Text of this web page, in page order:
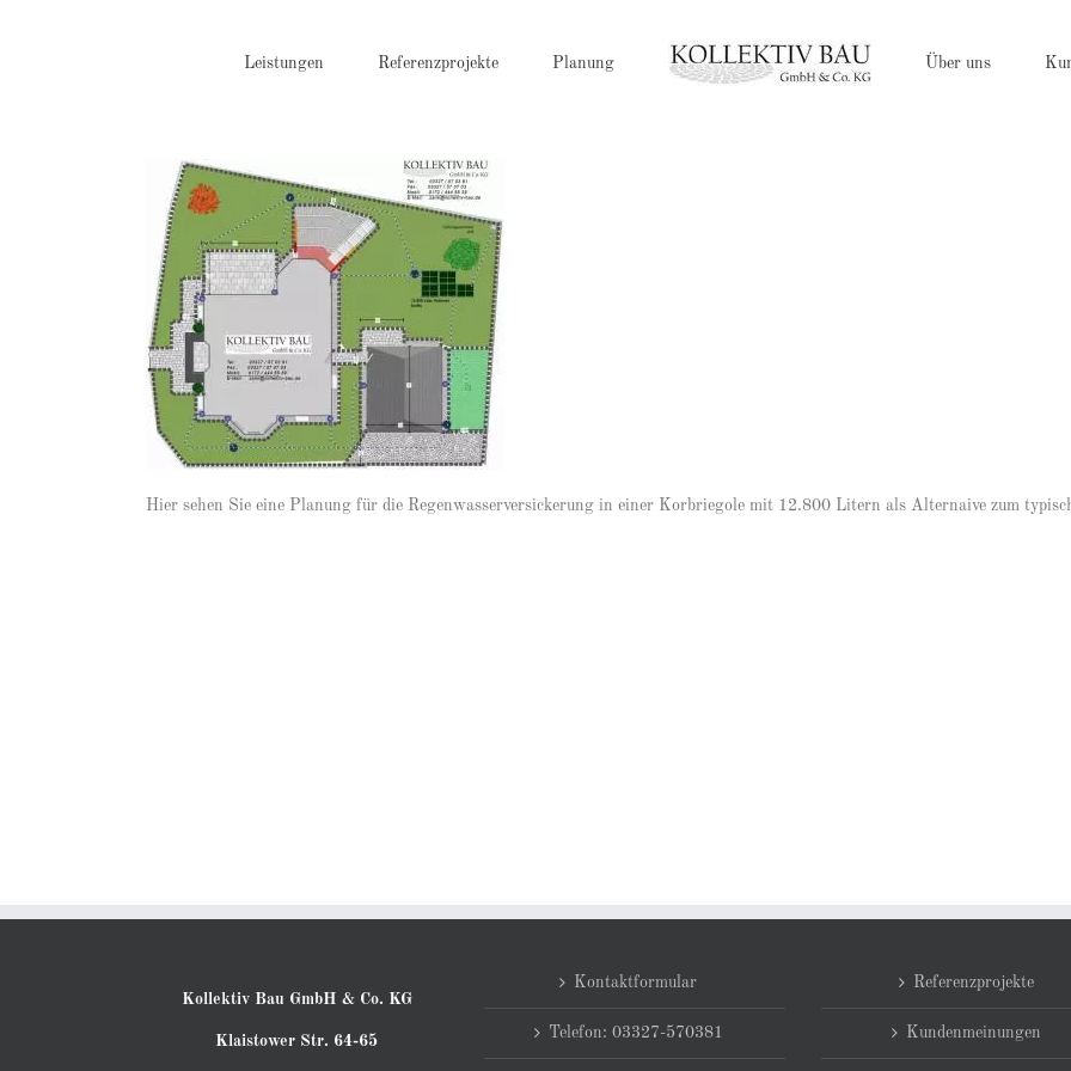
Leistungen Referenzprojekte Planung Über uns
Hier sehen Sie eine Planung für die Regenwasserversickerung in einer Korbriegole mit 12.800 Litern als Alternaive zum
Kollektiv Bau GmbH & Co. KG
Klaistower Str. 64-65
Kontaktformular
Telefon: 03327-570381
Referenzprojekte
Kundenmeinungen